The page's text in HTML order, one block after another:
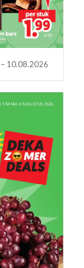
10.08.2026